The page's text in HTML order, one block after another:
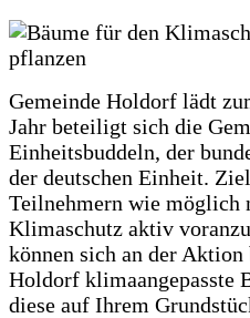
Gemeinde Holdorf lädt
Jahr beteiligt sich die
Einheitsbuddeln, der
der deutschen Einheit.
Teilnehmern wie möglich
Klimaschutz aktiv
können sich an der
Holdorf klimaangepasste
diese auf Ihrem